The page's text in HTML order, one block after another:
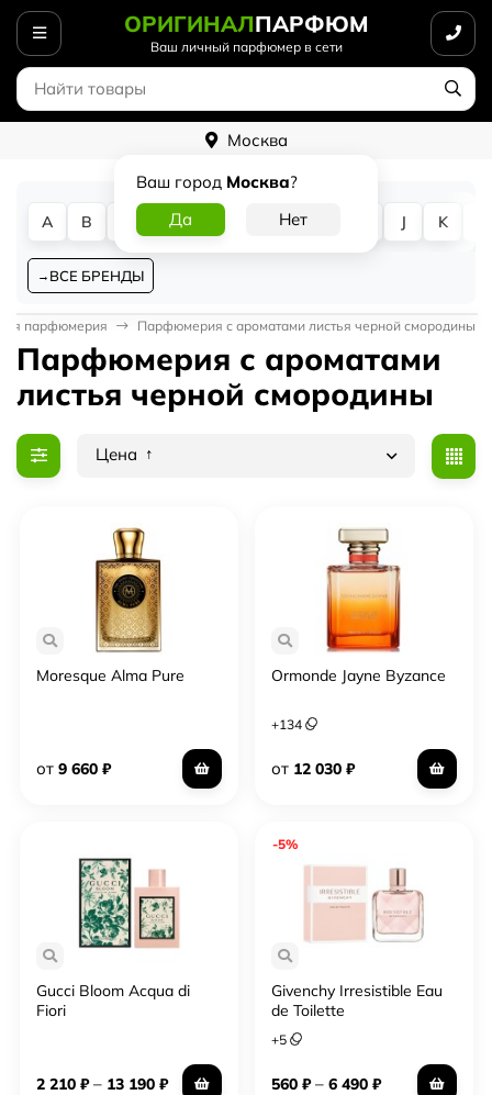
ОРИГИНАЛПАРФЮМ
Ваш личный парфюмер в сети
Москва
Ваш город Москва?
A B D G J K
ВСЕ БРЕНДЫ
парфюмерия Парфюмерия с ароматами листья черной смородины
Парфюмерия с ароматами
листья черной смородины
Цена
Moresque Alma Pure
от 9 660 ₽
Ormonde Jayne Byzance
+134
от 12 030 ₽
Gucci Bloom Acqua di
Fiori
2 210 ₽– 13 190 ₽
-5%
Givenchy Irresistible Eau
de Toilette
+5
560 ₽– 6 490 ₽